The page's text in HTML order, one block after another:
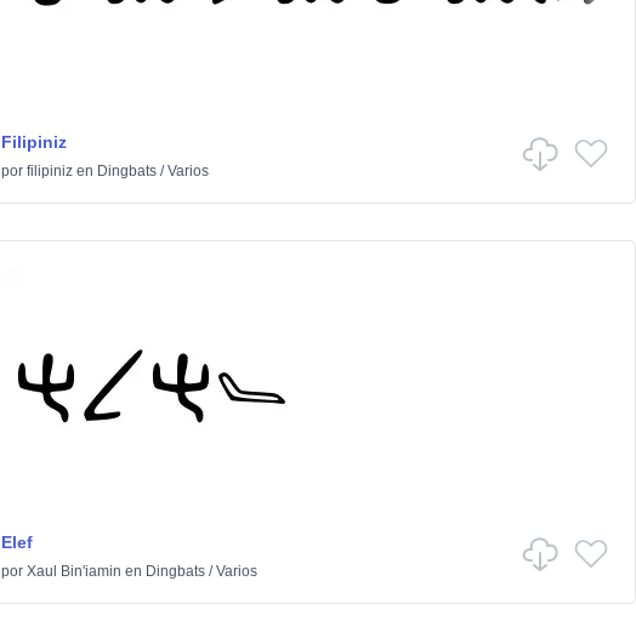
Filipiniz
por filipinizen Dingbats/Varios
Elef
por Xaul Bin'iamin en Dingbats/Varios